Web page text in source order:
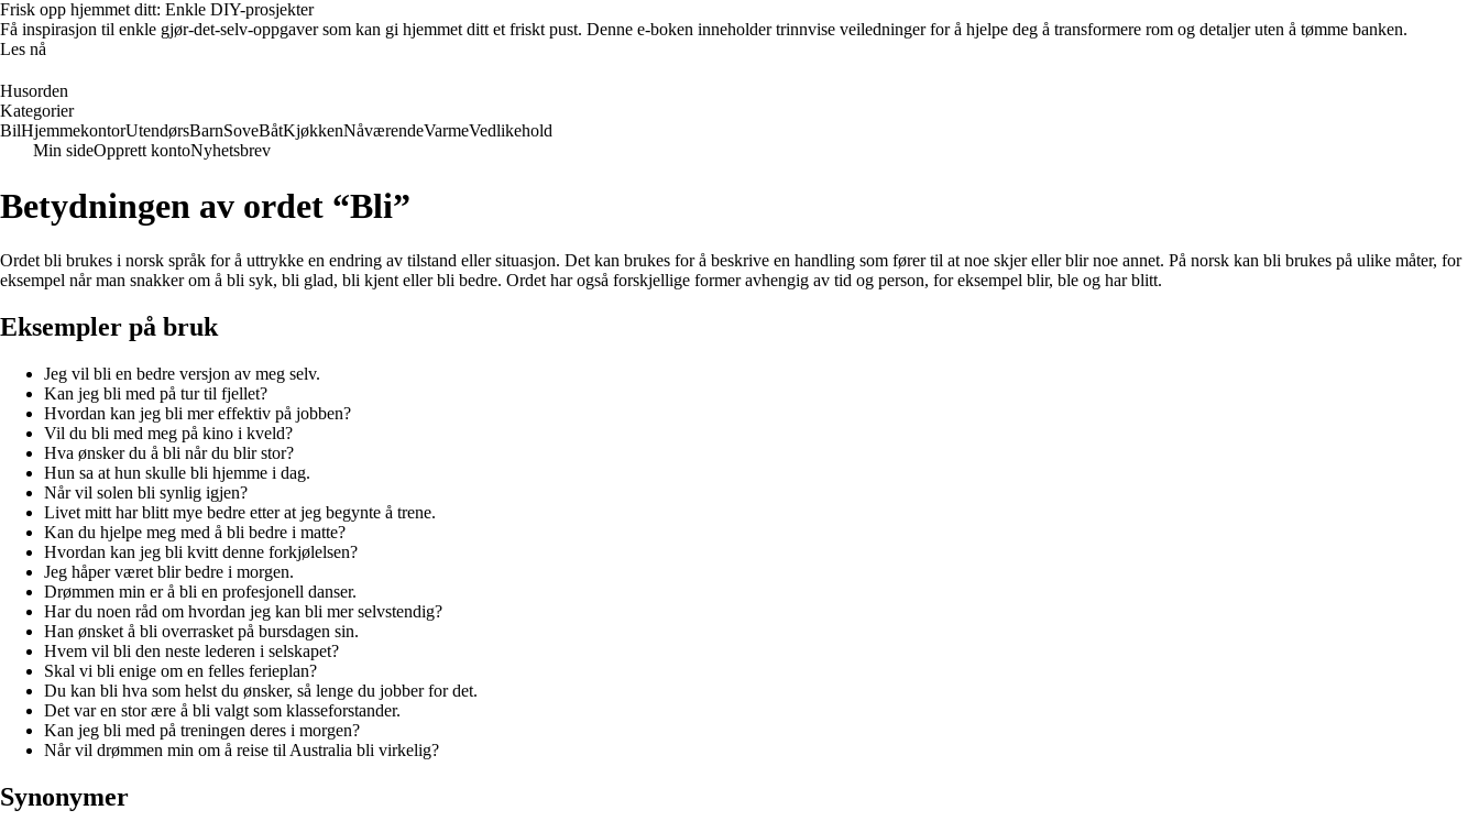
Frisk opp hjemmet ditt: Enkle DIY-prosjekter
Få inspirasjon til enkle gjør-det-selv-oppgaver som kan gi hjemmet ditt et friskt pust. Denne e-boken inneholder trinnvise veiledninger for å hjelpe deg å transformere rom og detaljer uten å tømme banken.
Les nå
Husorden
Kategorier
BilHjemmekontorUtendørsBarnSoveBåtKjøkkenNåværendeVarmeVedlikehold
Min sideOpprett kontoNyhetsbrev
Betydningen av ordet “Bli”
Ordet bli brukes i norsk språk for å uttrykke en endring av tilstand eller situasjon. Det kan brukes for å beskrive en handling som fører til at noe skjer eller blir noe annet. På norsk kan bli brukes på ulike måter, for
eksempel når man snakker om å bli syk, bli glad, bli kjent eller bli bedre. Ordet har også forskjellige former avhengig av tid og person, for eksempel blir, ble og har blitt.
Eksempler på bruk
Jeg vil bli en bedre versjon av meg selv.
Kan jeg bli med på tur til fjellet?
Hvordan kan jeg bli mer effektiv på jobben?
Vil du bli med meg på kino i kveld?
Hva ønsker du å bli når du blir stor?
Hun sa at hun skulle bli hjemme i dag.
Når vil solen bli synlig igjen?
Livet mitt har blitt mye bedre etter at jeg begynte å trene.
Kan du hjelpe meg med å bli bedre i matte?
Hvordan kan jeg bli kvitt denne forkjølelsen?
Jeg håper været blir bedre i morgen.
Drømmen min er å bli en profesjonell danser.
Har du noen råd om hvordan jeg kan bli mer selvstendig?
Han ønsket å bli overrasket på bursdagen sin.
Hvem vil bli den neste lederen i selskapet?
Skal vi bli enige om en felles ferieplan?
Du kan bli hva som helst du ønsker, så lenge du jobber for det.
Det var en stor ære å bli valgt som klasseforstander.
Kan jeg bli med på treningen deres i morgen?
Når vil drømmen min om å reise til Australia bli virkelig?
Synonymer